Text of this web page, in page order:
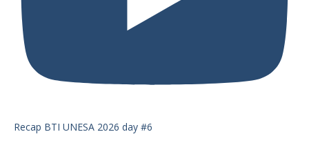
Recap BTI UNESA 2026 day #6